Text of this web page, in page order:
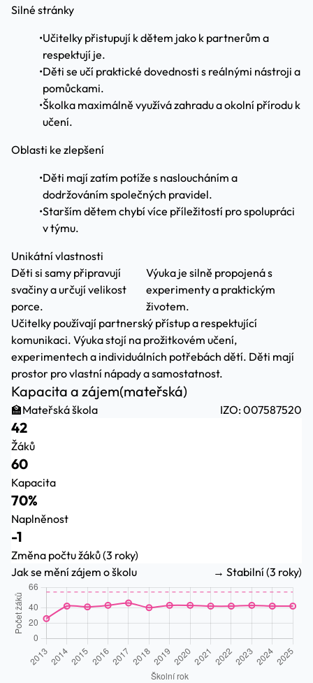
Silné stránky
•Učitelky přistupují k dětem jako k partnerům a
respektují je.
•Děti se učí praktické dovednosti s reálnými nástroji a
pomůckami.
•Školka maximálně využívá zahradu a okolní přírodu k
učení.
Oblasti ke zlepšení
•Děti mají zatím potíže s nasloucháním a
dodržováním společných pravidel.
•Starším dětem chybí více příležitostí pro spolupráci
v týmu.
Unikátní vlastnosti
Děti si samy připravují
svačiny a určují velikost
porce.
Výuka je silně propojená s
experimenty a praktickým
životem.
Učitelky používají partnerský přístup a respektující
komunikaci. Výuka stojí na prožitkovém učení,
experimentech a individuálních potřebách dětí. Děti mají
prostor pro vlastní nápady a samostatnost.
Kapacita a zájem(mateřská)
🏫Mateřská škola IZO: 007587520
42
Žáků
60
Kapacita
70%
Naplněnost
-1
Změna počtu žáků (3 roky)
Jak se mění zájem o školu
→ Stabilní (3 roky)